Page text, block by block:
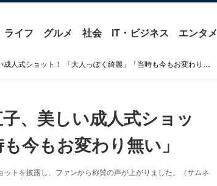
ライフ グルメ 社会 IT・ビジネス エンタメ
「19歳すでにオーラが」飯島直子、美しい成人式ショット！ 「大人っぽく綺麗」「当時も今もお変わり無い」
、美しい成人式ショッ
今もお変わり無い」
トを披露し、ファンから称賛の声が上がりました。（サムネ